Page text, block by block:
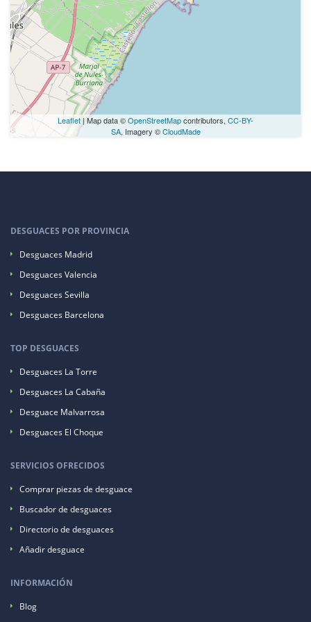
Leaflet| Map data ©OpenStreetMapcontributors, CC-BY-
SA, Imagery ©CloudMade
DESGUACES POR PROVINCIA
Desguaces Madrid
Desguaces Valencia
Desguaces Sevilla
Desguaces Barcelona
TOP DESGUACES
Desguaces La Torre
Desguaces La Cabaña
Desguace Malvarrosa
Desguaces El Choque
SERVICIOS OFRECIDOS
Comprar piezas de desguace
Buscador de desguaces
Directorio de desguaces
Añadir desguace
INFORMACIÓN
Blog